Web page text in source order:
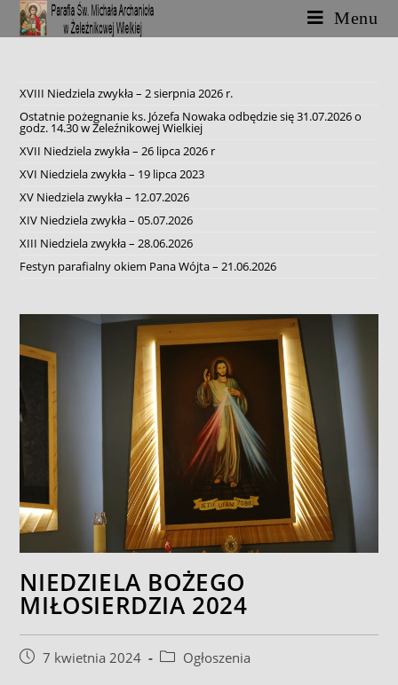
Skip
content
Menu
XVIII Niedziela zwykła – 2 sierpnia 2026 r.
Ostatnie pożegnanie ks. Józefa Nowaka odbędzie się 31.07.2026 o
godz. 14.30 w Żeleźnikowej Wielkiej
XVII Niedziela zwykła – 26 lipca 2026 r
XVI Niedziela zwykła – 19 lipca 2023
XV Niedziela zwykła – 12.07.2026
XIV Niedziela zwykła – 05.07.2026
XIII Niedziela zwykła – 28.06.2026
Festyn parafialny okiem Pana Wójta – 21.06.2026
NIEDZIELA BOŻEGO
MIŁOSIERDZIA 2024
Post7 kwietnia 2024
PostOgłoszenia